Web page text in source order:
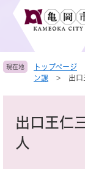
頭
す
飛
し
現在地 トップページ
ン課
> 出口
出口王仁
人